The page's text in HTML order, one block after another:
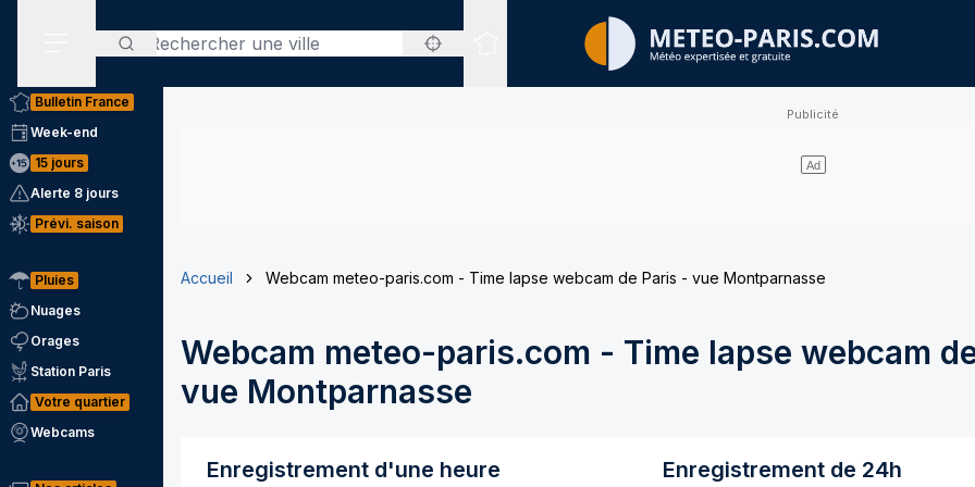
Rechercher
Sites expertisés
Bulletin France
Week-end
15 jours
Alerte 8 jours
Prévi. saison
Pluies
Nuages
Orages
Station Paris
Votre quartier
Webcams
Accueil Webcam meteo-paris.com - Time lapse webcam de Paris - vue Montparnasse
Webcam meteo-paris.com - Time lapse webcam
vue Montparnasse
Enregistrement d'une heure Enregistrement de 24h